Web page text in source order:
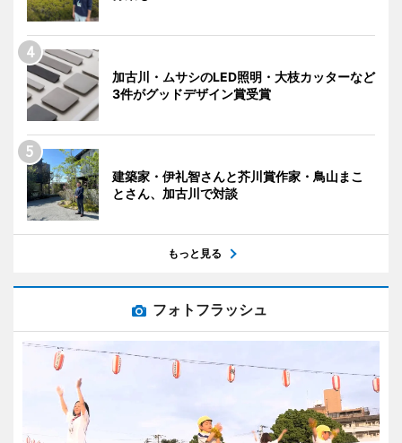
加古川・ムサシのLED照明・大枝カッターなど
3件がグッドデザイン賞受賞
建築家・伊礼智さんと芥川賞作家・鳥山まこ
とさん、加古川で対談
もっと見る
フォトフラッシュ